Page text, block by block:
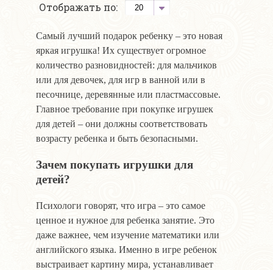
Отображать по:
Самый лучший подарок ребенку – это новая
яркая игрушка! Их существует огромное
количество разновидностей: для мальчиков
или для девочек, для игр в ванной или в
песочнице, деревянные или пластмассовые.
Главное требование при покупке игрушек
для детей – они должны соответствовать
возрасту ребенка и быть безопасными.
Зачем покупать игрушки для
детей?
Психологи говорят, что игра – это самое
ценное и нужное для ребенка занятие. Это
даже важнее, чем изучение математики или
английского языка. Именно в игре ребенок
выстраивает картину мира, устанавливает